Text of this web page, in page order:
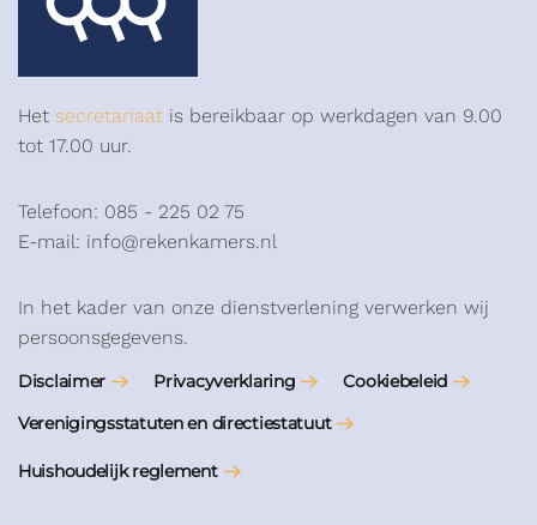
Het secretariaat is bereikbaar op werkdagen van 9.00
tot 17.00 uur.
Telefoon: 085 - 225 02 75
E-mail: info@rekenkamers.nl
In het kader van onze dienstverlening verwerken wij
persoonsgegevens.
Disclaimer Privacyverklaring
Cookiebeleid
Verenigingsstatuten en directiestatuut
Huishoudelijk reglement